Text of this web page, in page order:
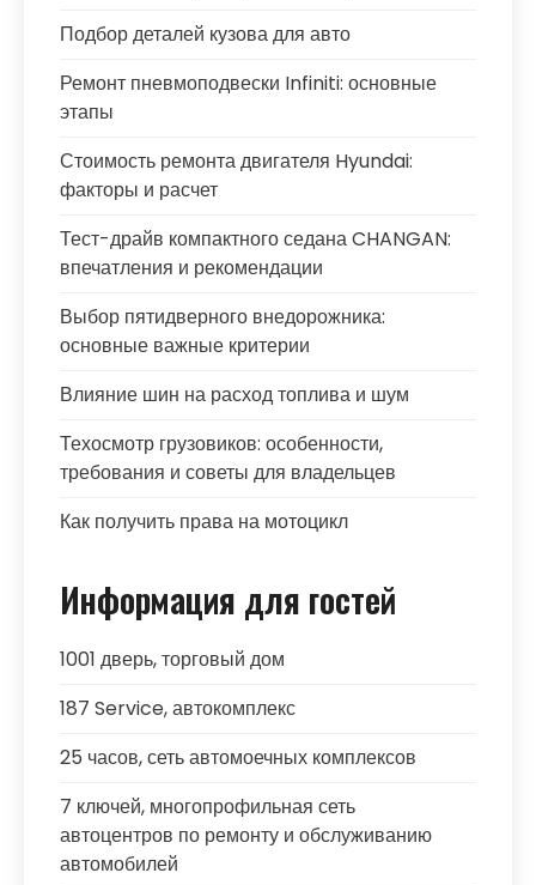
Подбор деталей кузова для авто
Ремонт пневмоподвески Infiniti: основные
этапы
Стоимость ремонта двигателя Hyundai:
факторы и расчет
Тест-драйв компактного седана CHANGAN:
впечатления и рекомендации
Выбор пятидверного внедорожника:
основные важные критерии
Влияние шин на расход топлива и шум
Техосмотр грузовиков: особенности,
требования и советы для владельцев
Как получить права на мотоцикл
Информация для гостей
1001 дверь, торговый дом
187 Service, автокомплекс
25 часов, сеть автомоечных комплексов
7 ключей, многопрофильная сеть
автоцентров по ремонту и обслуживанию
автомобилей